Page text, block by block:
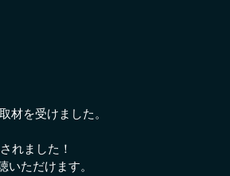
材を受けました。
れました！
いただけます。